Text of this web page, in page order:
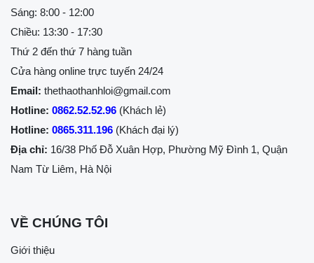
Sáng: 8:00 - 12:00
Chiều: 13:30 - 17:30
Thứ 2 đến thứ 7 hàng tuần
Cửa hàng online trực tuyến 24/24
Email: thethaothanhloi@gmail.com
Hotline: 0862.52.52.96 (Khách lẻ)
Hotline: 0865.311.196 (Khách đại lý)
Địa chỉ: 16/38 Phố Đỗ Xuân Hợp, Phường Mỹ Đình 1, Quận
Nam Từ Liêm, Hà Nội
VỀ CHÚNG TÔI
Giới thiệu